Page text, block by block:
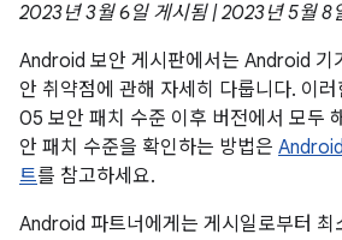
2023년 3월 6일 게시됨 | 2023년 5월 8
Android 보안 게시판에서는 Android 기
안 취약점에 관해 자세히 다룹니다. 이
05 보안 패치 수준 이후 버전에서 모두
안 패치 수준을 확인하는 방법은
트를 참고하세요.
Android 파트너에게는 게시일로부터 최